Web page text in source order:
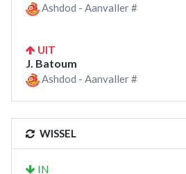
Ashdod - Aanvaller #
UIT
J. Batoum
Ashdod - Aanvaller #
WISSEL
IN